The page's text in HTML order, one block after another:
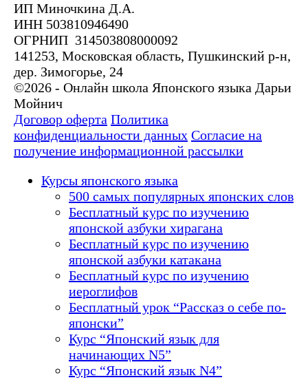
ИП Миночкина Д.А.
ИНН 503810946490
ОГРНИП 314503808000092
141253, Московская область, Пушкинский р-н,
дер. Зимогорье, 24
©2026 - Онлайн школа Японского языка Дарьи
Мойнич
Договор оферта Политика
конфиденциальности данных Согласие на
получение информационной рассылки
Курсы японского языка
500 самых популярных японских слов
Бесплатный курс по изучению
японской азбуки хирагана
Бесплатный курс по изучению
японской азбуки катакана
Бесплатный курс по изучению
иероглифов
Бесплатный урок “Рассказ о себе по-
японски”
Курс “Японский язык для
начинающих N5”
Курс “Японский язык N4”